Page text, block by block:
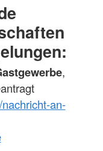
,
an-